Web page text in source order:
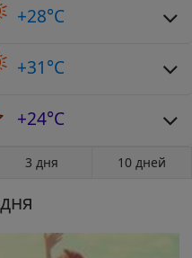
+28°C
+31°C
+24°C
3 дня 10 дней